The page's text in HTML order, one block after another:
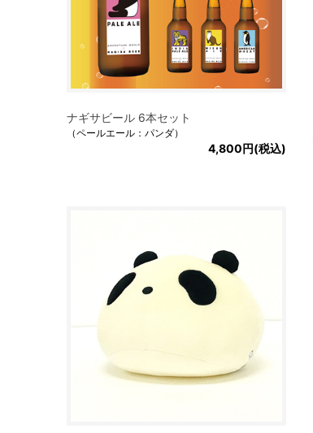
ナギサビール 6本セット
（ペールエール：パンダ）
4,800円(税込)